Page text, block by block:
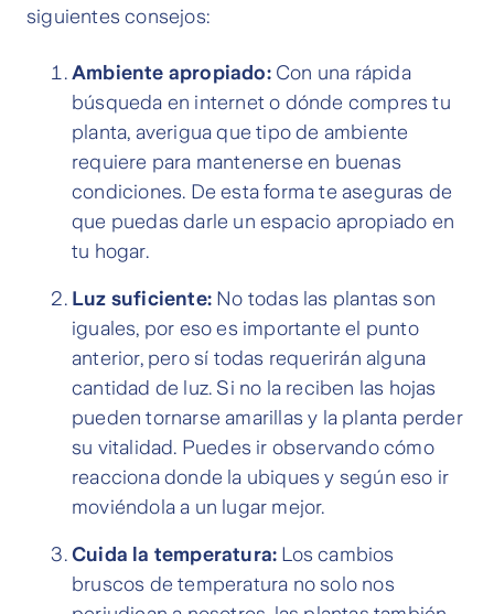
siguientes consejos:
Ambiente apropiado:Con una rápida
búsqueda en internet o dónde compres tu
planta, averigua que tipo de ambiente
requiere para mantenerse en buenas
condiciones. De esta forma te aseguras de
que puedas darle un espacio apropiado en
tu hogar.
Luz suficiente: No todas las plantas son
iguales, por eso es importante el punto
anterior, pero sí todas requerirán alguna
cantidad de luz. Si no la reciben las hojas
pueden tornarse amarillas y la planta perder
su vitalidad. Puedes ir observando cómo
reacciona donde la ubiques y según eso ir
moviéndola a un lugar mejor.
Cuida la temperatura: Los cambios
bruscos de temperatura no solo nos